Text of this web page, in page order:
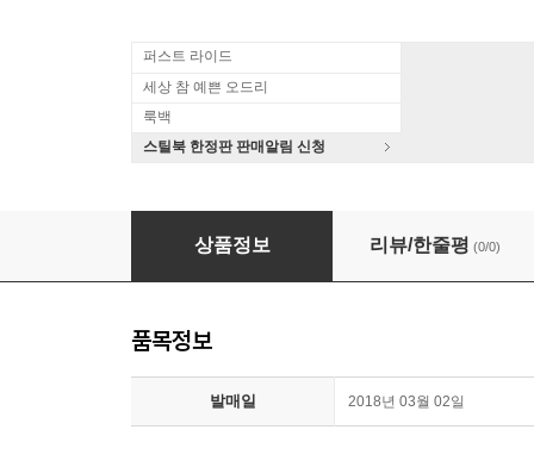
퍼스트 라이드
세상 참 예쁜 오드리
룩백
스틸북 한정판 판매알림 신청
쿠프랭: 하프시코드와 기악을 위한 명곡집
상품정보 리뷰/한줄평 (0/0)
품목정보
발매일 2018년 03월 02일